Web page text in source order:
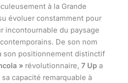
à la Grande
évoluer constamment pour
incontournable du paysage
De son nom
son positionnement distinctif
» révolutionnaire, 7 Up a
capacité remarquable à